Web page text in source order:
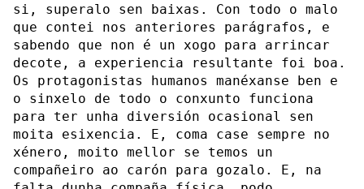
si, superalo sen baixas. Con todo o malo
que contei nos anteriores parágrafos, e
sabendo que non é un xogo para arrincar
decote, a experiencia resultante foi boa.
Os protagonistas humanos manéxanse ben e
o sinxelo de todo o conxunto funciona
para ter unha diversión ocasional sen
moita esixencia. E, coma case sempre no
xénero, moito mellor se temos un
compañeiro ao carón para gozalo. E, na